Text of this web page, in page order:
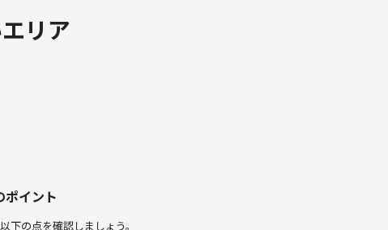
リア
ポイント
下の点を確認しましょう。